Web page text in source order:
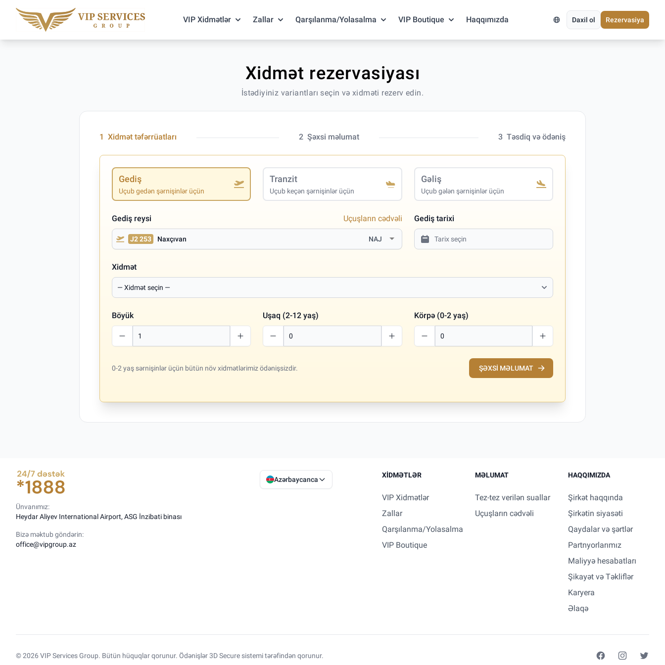
Daxil ol Rezervasiya
VIP Xidmətlər Zallar Qarşılanma/Yolasalma VIP Boutique Haqqımızda
Xidmət rezervasiyası
İstədiyiniz variantları seçin və xidməti rezerv edin.
1 Xidmət təfərrüatları 2 Şəxsi məlumat 3 Təsdiq və ödəniş
Gediş
Uçub gedən şərnişinlər üçün
Tranzit
Uçub keçən şərnişinlər üçün
Gəliş
Uçub gələn şərnişinlər üçün
Gediş reysi Uçuşların cədvəli
J2 253 Naxçıvan NAJ
Gediş tarixi
Xidmət
Böyük Uşaq (2-12 yaş) Körpə (0-2 yaş)
0-2 yaş sərnişinlər üçün bütün növ xidmətlərimiz ödənişsizdir. ŞƏXSI MƏLUMAT
Azərbaycanca
Ünvanımız:
Heydar Aliyev International Airport, ASG İnzibati binası
Bizə məktub göndərin:
office@vipgroup.az
XIDMƏTLƏR
VIP Xidmətlər
Zallar
Qarşılanma/Yolasalma
VIP Boutique
MƏLUMAT
Tez-tez verilən suallar
Uçuşların cədvəli
HAQQIMIZDA
Şirkət haqqında
Şirkətin siyasəti
Qaydalar və şərtlər
Partnyorlarımız
Maliyyə hesabatları
Şikayət və Təkliflər
Karyera
Əlaqə
© 2026 VIP Services Group. Bütün hüquqlar qorunur. Ödənişlər 3D Secure sistemi tərəfindən qorunur.